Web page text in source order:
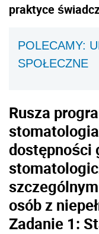
praktyce
POLECAMY:
SPOŁECZNE
Rusza
dostępności
osób z
Zadanie 1: